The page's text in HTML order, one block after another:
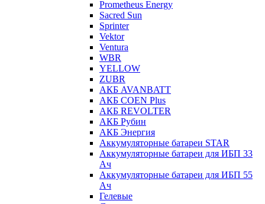
Prometheus Energy
Sacred Sun
Sprinter
Vektor
Ventura
WBR
YELLOW
ZUBR
АКБ AVANBATT
АКБ COEN Plus
АКБ REVOLTER
АКБ Рубин
АКБ Энергия
Аккумуляторные батареи STAR
Аккумуляторные батареи для ИБП 33
Ач
Аккумуляторные батареи для ИБП 55
Ач
Гелевые